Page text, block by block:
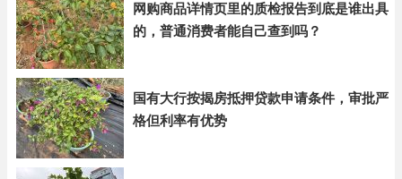
网购商品详情页里的质检报告到底是谁出具
的，普通消费者能自己查到吗？
国有大行按揭房抵押贷款申请条件，审批严
格但利率有优势